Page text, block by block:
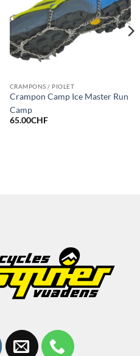
CRAMPONS / PIOLET
Crampon Camp Ice Master Run
Camp
65.00CHF